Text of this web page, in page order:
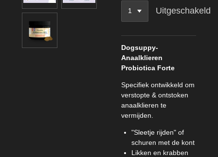
Uitgeschakeld
Dogsuppy-
Anaalklieren
Probiotica Forte
Specifiek ontwikkeld om
verstopte & ontstoken
anaalklieren te
vermijden.
"Sleetje rijden" of
schuren met de kont
Likken en krabben